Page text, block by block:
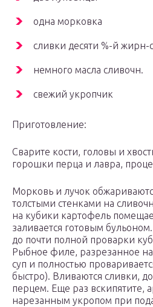
одна морковка
сливки десяти %-й
немного масла сливочн.
свежий укропчик
Приготовление:
Сварите кости, головы и
горошки перца и лавра,
Морковь и лучок
толстыми стенками на
на кубики картофель
заливается готовым
до почти полной проварки
Рыбное филе, разрезанное на
суп и полностью
быстро). Вливаются сливки,
перцем. Еще раз вскипятите,
нарезанным укропом при